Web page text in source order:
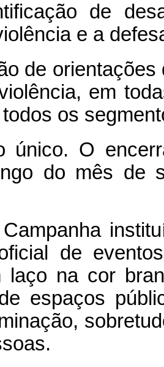
de
e a
de
em
os
único. O
do mês de
de
laço na cor
espaços